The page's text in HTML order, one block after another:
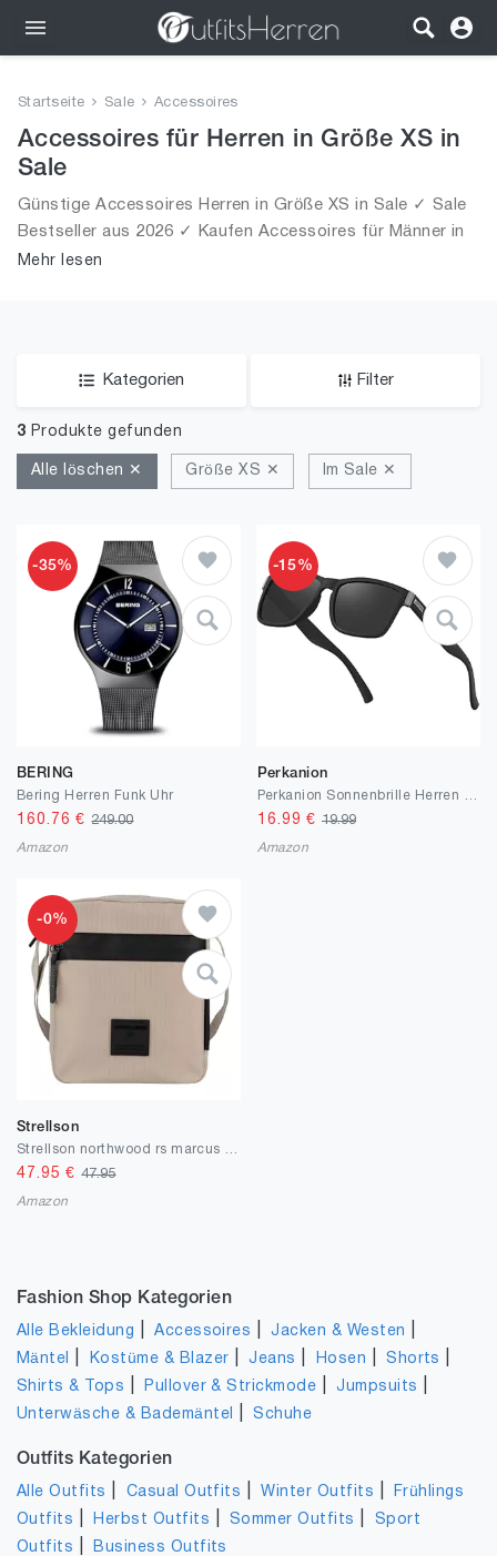
Bekleidung
Schuhe
Startseite Sale Accessoires
Accessoires für Herren in Größe XS in
Sale
Günstige Accessoires Herren in Größe XS in Sale ✓ Sale
Bestseller aus 2026 ✓ Kaufen Accessoires für Männer in
Größe XS in Sale!
Mehr lesen
Kategorien Filter
3 Produkte gefunden
Alle löschen ✕ Größe XS ✕ Im Sale ✕
-35%
BERING
Bering Herren Funk Uhr
160.76 €249.00
Amazon
-15%
Perkanion
16.99 € 19.99
Amazon
-0%
Strellson
47.95 €47.95
Amazon
Fashion Shop Kategorien
Alle Bekleidung |Accessoires |Jacken & Westen
Mäntel Kostüme & Blazer |Jeans Hosen |Shorts
Shirts & Tops Pullover & Strickmode |Jumpsuits
Unterwäsche & Bademäntel |Schuhe
Outfits Kategorien
Alle Outfits Casual Outfits |Winter Outfits
Frühlings
Outfits
Herbst Outfits Sommer Outfits
Sport
Outfits
Business Outfits